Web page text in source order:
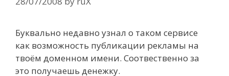
Буквально недавно узнал о таком сервисе
как возможность публикации рекламы на
твоём доменном имени. Соотвественно за
это получаешь денежку.